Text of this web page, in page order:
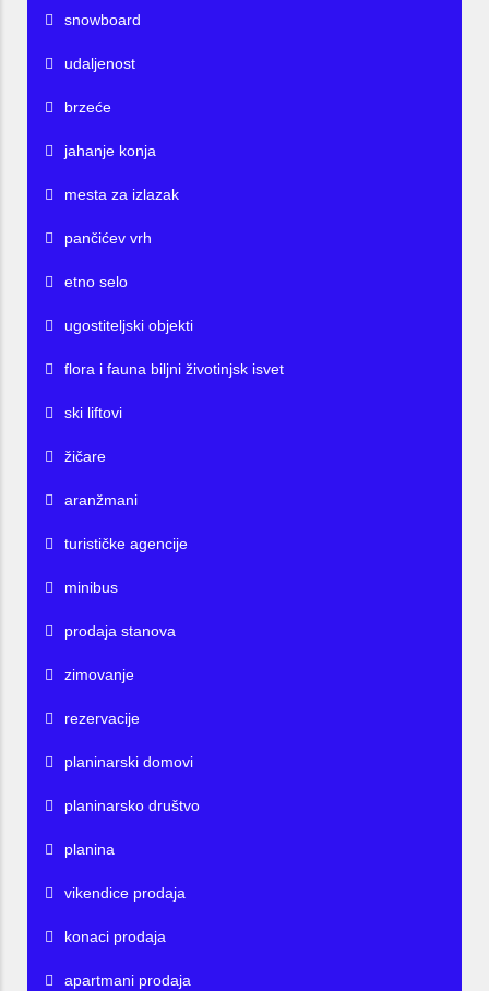
snowboard
udaljenost
brzeće
jahanje konja
mesta za izlazak
pančićev vrh
etno selo
ugostiteljski objekti
flora i fauna biljni životinjsk isvet
ski liftovi
žičare
aranžmani
turističke agencije
minibus
prodaja stanova
zimovanje
rezervacije
planinarski domovi
planinarsko društvo
planina
vikendice prodaja
konaci prodaja
apartmani prodaja